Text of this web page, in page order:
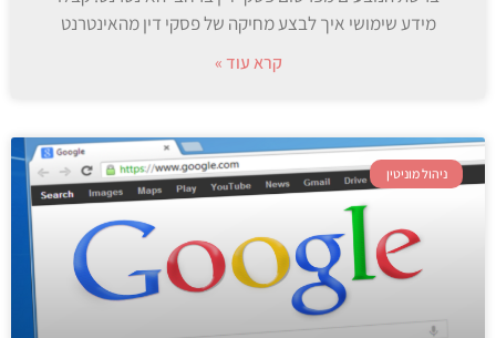
מידע שימושי איך לבצע מחיקה של פסקי דין מהאינטרנט
קרא עוד »
ניהול מוניטין